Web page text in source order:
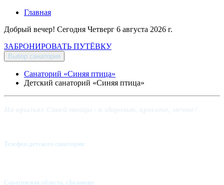
Главная
Добрый вечер! Сегодня Четверг 6 августа 2026 г.
ЗАБРОНИРОВАТЬ ПУТЁВКУ
Выбор санатория
Санаторий «Синяя птица»
Детский санаторий «Синяя птица»
Телефон детского санатория:
Саратовская область, г.Балаково